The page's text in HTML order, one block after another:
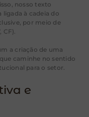
nosso texto
à cadeia do
por meio de
CF).
a criação de uma
caminhe no sentido
para o setor.
e